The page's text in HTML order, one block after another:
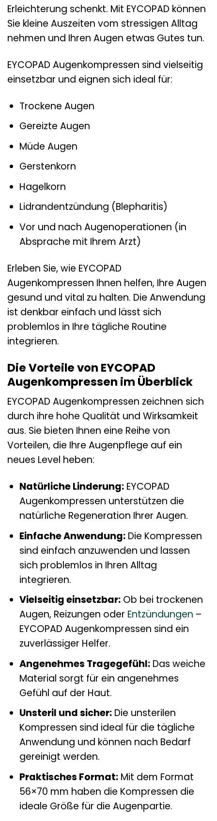
Erleichterung schenkt. Mit EYCOPAD können
Sie kleine Auszeiten vom stressigen Alltag
nehmen und Ihren Augen etwas Gutes tun.
EYCOPAD Augenkompressen sind vielseitig
einsetzbar und eignen sich ideal für:
Trockene Augen
Gereizte Augen
Müde Augen
Gerstenkorn
Hagelkorn
Lidrandentzündung (Blepharitis)
Vor und nach Augenoperationen (in
Absprache mit Ihrem Arzt)
Erleben Sie, wie EYCOPAD
Augenkompressen Ihnen helfen, Ihre Augen
gesund und vital zu halten. Die Anwendung
ist denkbar einfach und lässt sich
problemlos in Ihre tägliche Routine
integrieren.
Die Vorteile von EYCOPAD
Augenkompressen im Überblick
EYCOPAD Augenkompressen zeichnen sich
durch ihre hohe Qualität und Wirksamkeit
aus. Sie bieten Ihnen eine Reihe von
Vorteilen, die Ihre Augenpflege auf ein
neues Level heben:
Natürliche Linderung:EYCOPAD
Augenkompressen unterstützen die
natürliche Regeneration Ihrer Augen.
Einfache Anwendung:Die Kompressen
sind einfach anzuwenden und lassen
sich problemlos in Ihren Alltag
integrieren.
Vielseitig einsetzbar:Ob bei trockenen
Augen, Reizungen oder Entzündungen –
EYCOPAD Augenkompressen sind ein
zuverlässiger Helfer.
Angenehmes Tragegefühl:Das weiche
Material sorgt für ein angenehmes
Gefühl auf der Haut.
Unsteril und sicher:Die unsterilen
Kompressen sind ideal für die tägliche
Anwendung und können nach Bedarf
gereinigt werden.
Praktisches Format:Mit dem Format
56×70 mm haben die Kompressen die
ideale Größe für die Augenpartie.